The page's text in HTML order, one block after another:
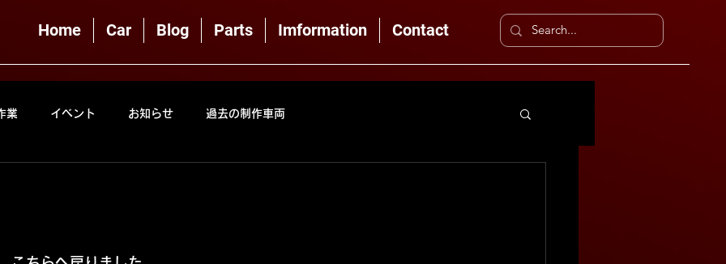
Home Car Blog Parts Imformation Contact
業 イベント お知らせ 過去の制作車両